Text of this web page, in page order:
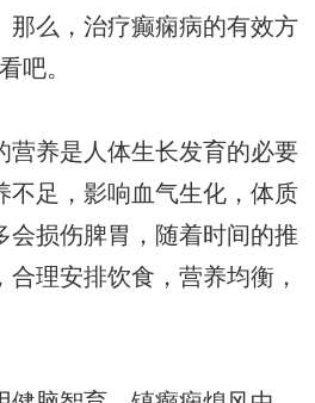
那么，治疗癫痫病的有效方
吧。
营养是人体生长发育的必要
不足，影响血气生化，体质
会损伤脾胃，随着时间的推
理安排饮食，营养均衡，